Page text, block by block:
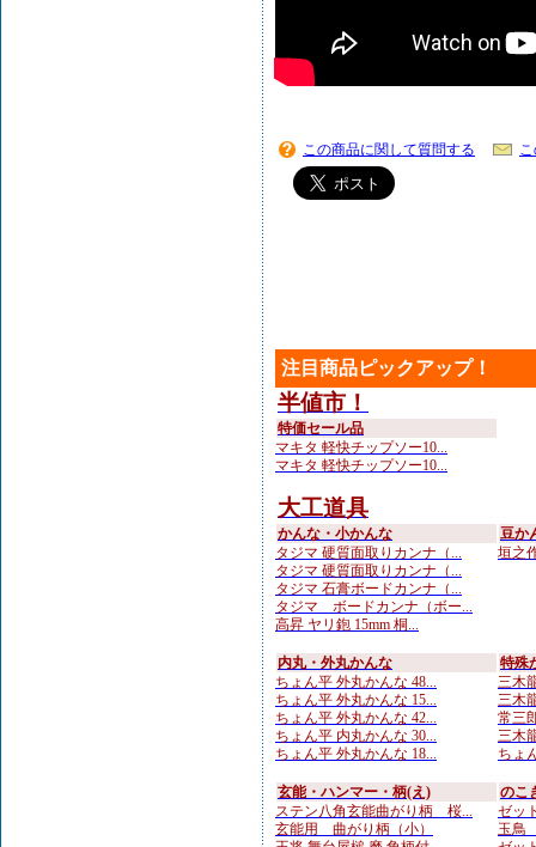
この商品に関して質問する
注目商品ピックアップ！
半値市！
特価セール品
マキタ 軽快チップソー10...
マキタ 軽快チップソー10...
大工道具
かんな・小かんな
タジマ 硬質面取りカンナ（...
タジマ 硬質面取りカンナ（...
タジマ 石膏ボードカンナ（...
タジマ ボードカンナ（ボー...
高昇 ヤリ鉋 15mm 桐...
豆か
垣之
内丸・外丸かんな
ちょん平 外丸かんな 48...
ちょん平 外丸かんな 15...
ちょん平 外丸かんな 42...
ちょん平 内丸かんな 30...
ちょん平 外丸かんな 18...
特殊
三木
三木
常三
三木
ちょ
玄能・ハンマー・柄(え)
ステン八角玄能曲がり柄 桜...
玄能用 曲がり柄（小）
のこ
ゼッ
玉鳥